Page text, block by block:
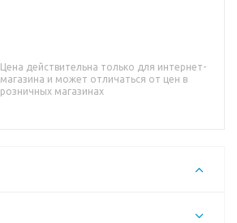
Цена действительна только для интернет-
магазина и может отличаться от цен в
розничных магазинах